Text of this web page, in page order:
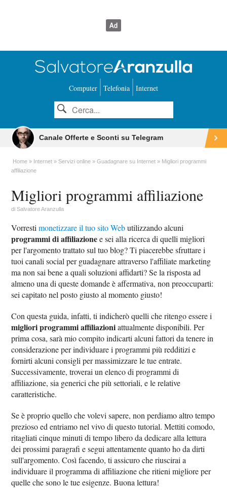
Computer Telefonia Internet
Canale Offerte e Sconti su Telegram
Home Internet Servizi online Guadagnare su Internet
Migliori programmi
affiliazione
Migliori programmi affiliazione
diSalvatore Aranzulla
Vorrestimonetizzare il tuo sito Webutilizzando alcuni
programmi di affiliazionee sei alla ricerca di quelli migliori
per l'argomento trattato sul tuo blog? Ti piacerebbe sfruttare i
tuoi canali social per guadagnare attraverso l'affiliate marketing
ma non sai bene a quali soluzioni affidarti? Se la risposta ad
almeno una di queste domande è affermativa, non preoccuparti:
sei capitato nel posto giusto al momento giusto!
Con questa guida, infatti, ti indicherò quelli che ritengo essere i
migliori programmi affiliazioniattualmente disponibili. Per
prima cosa, sarà mio compito indicarti alcuni fattori da tenere in
considerazione per individuare i programmi più redditizi e
fornirti alcuni consigli per massimizzare le tue entrate.
Successivamente, troverai un elenco di programmi di
affiliazione, sia generici che più settoriali, e le relative
caratteristiche.
Se è proprio quello che volevi sapere, non perdiamo altro tempo
prezioso ed entriamo nel vivo di questo tutorial. Mettiti comodo,
ritagliati cinque minuti di tempo libero da dedicare alla lettura
dei prossimi paragrafi e segui attentamente quanto ho da dirti
sull'argomento. Così facendo, ti assicuro che riuscirai a
individuare il programma di affiliazione che ritieni migliore per
quelle che sono le tue esigenze. Buona lettura!